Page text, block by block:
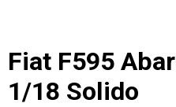
Fiat F595
1/18 Solido